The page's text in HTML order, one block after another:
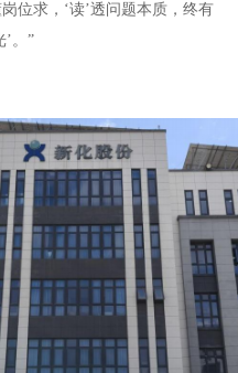
位求，‘读’透问题本质，终有
。”